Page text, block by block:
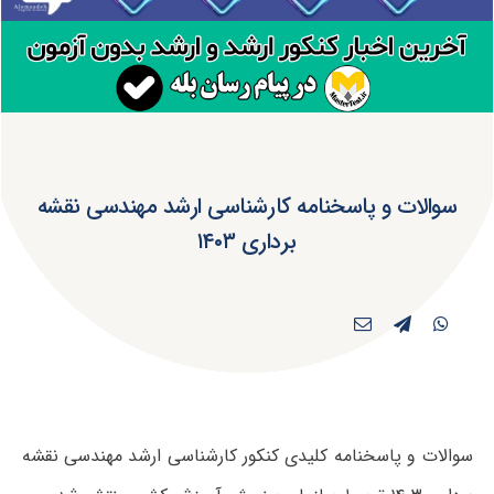
سوالات و پاسخنامه کارشناسی ارشد مهندسی نقشه
برداری ۱۴۰۳
سوالات و پاسخنامه کلیدی کنکور کارشناسی ارشد مهندسی نقشه